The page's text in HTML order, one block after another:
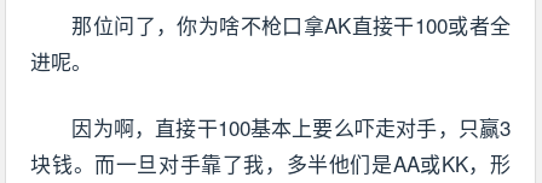
那位问了，你为啥不枪口拿AK直接干100或者全
进呢。
因为啊，直接干100基本上要么吓走对手，只赢3
块钱。而一旦对手靠了我，多半他们是AA或KK，形